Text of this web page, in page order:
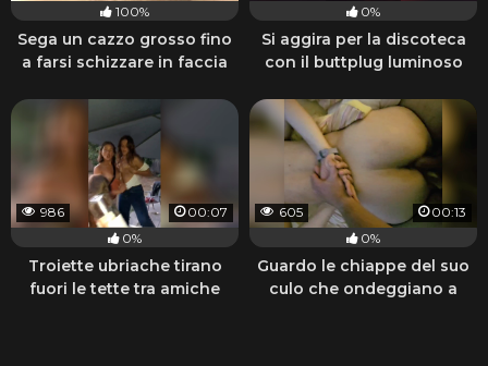
100%
Sega un cazzo grosso fino
a farsi schizzare in faccia
0%
Si aggira per la discoteca
con il buttplug luminoso
986
00:07
0%
Troiette ubriache tirano
fuori le tette tra amiche
605
00:13
0%
Guardo le chiappe del suo
culo che ondeggiano a